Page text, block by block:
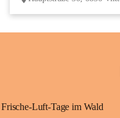
Frische-Luft-Tage im Wald